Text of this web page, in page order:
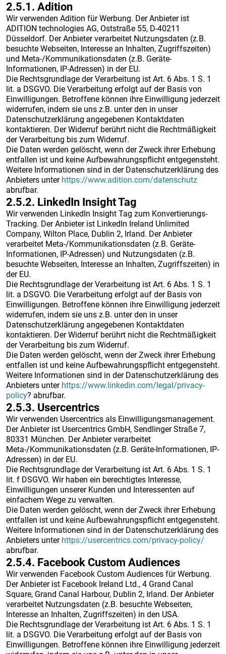
2.5.1. ​Adition​
Wir verwenden Adition für Werbung. Der Anbieter ist
ADITION technologies AG, Oststraße 55, D-40211
Düsseldorf. Der Anbieter verarbeitet Nutzungsdaten (z.B.
besuchte Webseiten, Interesse an Inhalten, Zugriffszeiten)
und Meta-/Kommunikationsdaten (z.B. Geräte-
Informationen, IP-Adressen) in der EU.
Die Rechtsgrundlage der Verarbeitung ist Art. 6 Abs. 1 S. 1
lit. a DSGVO. Die Verarbeitung erfolgt auf der Basis von
Einwilligungen. Betroffene können ihre Einwilligung jederzeit
widerrufen, indem sie uns z.B. unter den in unser
Datenschutzerklärung angegebenen Kontaktdaten
kontaktieren. Der Widerruf berührt nicht die Rechtmäßigkeit
der Verarbeitung bis zum Widerruf.
Die Daten werden gelöscht, wenn der Zweck ihrer Erhebung
entfallen ist und keine Aufbewahrungspflicht entgegensteht.
Weitere Informationen sind in der Datenschutzerklärung des
Anbieters unter https://www.adition.com/datenschutz
abrufbar.
2.5.2. ​LinkedIn Insight Tag​
Wir verwenden LinkedIn Insight Tag zum Konvertierungs-
Tracking. Der Anbieter ist LinkedIn Ireland Unlimited
Company, Wilton Place, Dublin 2, Irland. Der Anbieter
verarbeitet Meta-/Kommunikationsdaten (z.B. Geräte-
Informationen, IP-Adressen) und Nutzungsdaten (z.B.
besuchte Webseiten, Interesse an Inhalten, Zugriffszeiten) in
der EU.
Die Rechtsgrundlage der Verarbeitung ist Art. 6 Abs. 1 S. 1
lit. a DSGVO. Die Verarbeitung erfolgt auf der Basis von
Einwilligungen. Betroffene können ihre Einwilligung jederzeit
widerrufen, indem sie uns z.B. unter den in unser
Datenschutzerklärung angegebenen Kontaktdaten
kontaktieren. Der Widerruf berührt nicht die Rechtmäßigkeit
der Verarbeitung bis zum Widerruf.
Die Daten werden gelöscht, wenn der Zweck ihrer Erhebung
entfallen ist und keine Aufbewahrungspflicht entgegensteht.
Weitere Informationen sind in der Datenschutzerklärung des
Anbieters unter https://www.linkedin.com/legal/privacy-
policy? abrufbar.
2.5.3. ​Usercentrics​
Wir verwenden Usercentrics als Einwilligungsmanagement.
Der Anbieter ist Usercentrics GmbH, Sendlinger Straße 7,
80331 München. Der Anbieter verarbeitet
Meta-/Kommunikationsdaten (z.B. Geräte-Informationen, IP-
Adressen) in der EU.
Die Rechtsgrundlage der Verarbeitung ist Art. 6 Abs. 1 S. 1
lit. f DSGVO. Wir haben ein berechtigtes Interesse,
Einwilligungen unserer Kunden und Interessenten auf
einfachem Wege zu verwalten.
Die Daten werden gelöscht, wenn der Zweck ihrer Erhebung
entfallen ist und keine Aufbewahrungspflicht entgegensteht.
Weitere Informationen sind in der Datenschutzerklärung des
Anbieters unter https://usercentrics.com/privacy-policy/
abrufbar.
2.5.4. ​Facebook Custom Audiences​
Wir verwenden Facebook Custom Audiences für Werbung.
Der Anbieter ist Facebook Ireland Ltd., 4 Grand Canal
Square, Grand Canal Harbour, Dublin 2, Irland. Der Anbieter
verarbeitet Nutzungsdaten (z.B. besuchte Webseiten,
Interesse an Inhalten, Zugriffszeiten) in den USA.
Die Rechtsgrundlage der Verarbeitung ist Art. 6 Abs. 1 S. 1
lit. a DSGVO. Die Verarbeitung erfolgt auf der Basis von
Einwilligungen. Betroffene können ihre Einwilligung jederzeit